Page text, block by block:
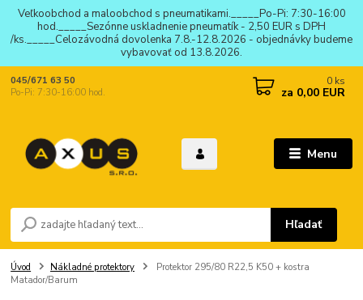
Veľkoobchod a maloobchod s pneumatikami._____Po-Pi: 7:30-16:00
hod._____Sezónne uskladnenie pneumatík - 2,50 EUR s DPH
/ks._____Celozávodná dovolenka 7.8.-12.8.2026 - objednávky budeme
vybavovať od 13.8.2026.
Menu
Hľadať
045/671 63 50
Po-Pi: 7:30-16:00 hod.
0 ks
za 0,00 EUR
Úvod Nákladné protektory
Protektor 295/80 R22,5 K50 + kostra
Matador/Barum